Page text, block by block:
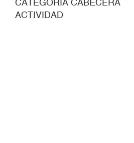
CATEGORÍA CABECERA
ACTIVIDAD